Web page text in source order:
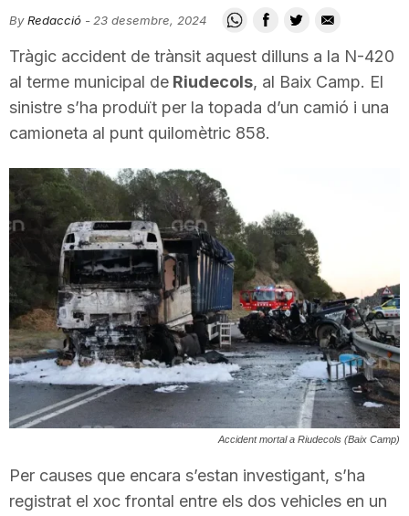
i
u
t
d
e
T
By Redacció - 23 desembre, 2024
Tràgic accident de trànsit aquest dilluns a la N-420
al terme municipal de Riudecols, al Baix Camp. El
sinistre s’ha produït per la topada d’un camió i una
camioneta al punt quilomètric 858.
Accident mortal a Riudecols (Baix Camp)
Per causes que encara s’estan investigant, s’ha
registrat el xoc frontal entre els dos vehicles en un